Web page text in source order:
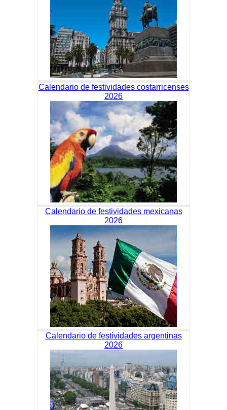
Calendario de festividades costarricenses
2026
Calendario de festividades mexicanas
2026
Calendario de festividades argentinas
2026